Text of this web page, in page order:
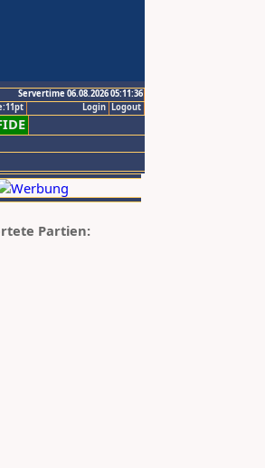
Servertime 06.08.2026 05:11:36
Logout
Login
Partien: